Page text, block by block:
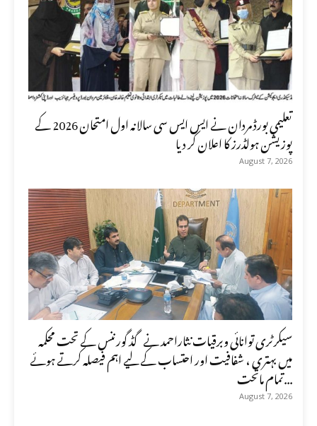
تعلیمی بورڈ مردان نے ایس ایس سی سالانہ اول امتحان 2026 کے
پوزیشن ہولڈرز کا اعلان کر دیا
August 7, 2026
سیکرٹری توانائی وبرقیات نثاراحمد نے گڈ گورننس کے تحت محکمہ
میں بہتری ، شفافیت اور احتساب کے لیے اہم فیصلہ کرتے ہوئے
تمام ماتحت...
August 7, 2026